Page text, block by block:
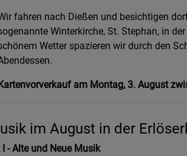
fahren nach Dießen und besichtigen
Winterkirche, St. Stephan, in
Wetter spazieren wir durch den
am Montag, 3. August
im August in der
- Alte und Neue Musik